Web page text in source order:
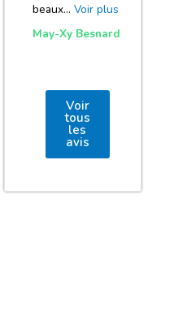
beaux… Voir plus
May-Xy Besnard
Voir
tous
les
avis